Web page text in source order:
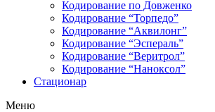
Кодирование по Довженко
Кодирование “Торпедо”
Кодирование “Аквилонг”
Кодирование “Эспераль”
Кодирование “Веритрол”
Кодирование “Наноксол”
Стационар
Меню